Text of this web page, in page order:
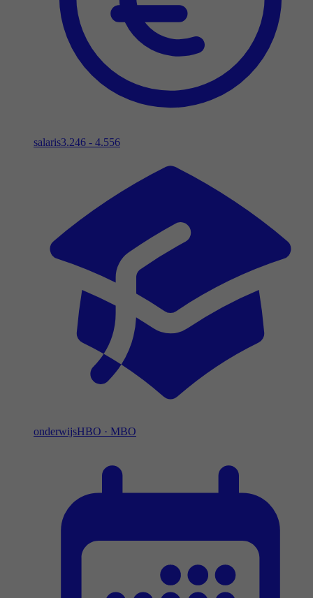
salaris3.246 - 4.556
onderwijsHBO · MBO